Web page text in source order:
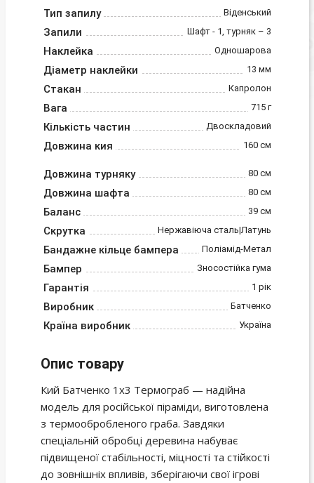
Тип запилу Віденський
Запили Шафт - 1, турняк – 3
Наклейка Одношарова
Діаметр наклейки 13 мм
Стакан Капролон
Вага 715 г
Кількість частин Двоскладовий
Довжина кия 160 см
Довжина турняку 80 см
Довжина шафта 80 см
Баланс 39 см
Скрутка Нержавіюча сталь|Латунь
Бандажне кільце бампера Поліамід-Метал
Бампер Зносостійка гума
Гарантія 1 рік
Виробник Батченко
Країна виробник Україна
Опис товару
Кий Батченко 1х3 Термограб — надійна
модель для російської піраміди, виготовлена
з термообробленого граба. Завдяки
спеціальній обробці деревина набуває
підвищеної стабільності, міцності та стійкості
до зовнішніх впливів, зберігаючи свої ігрові